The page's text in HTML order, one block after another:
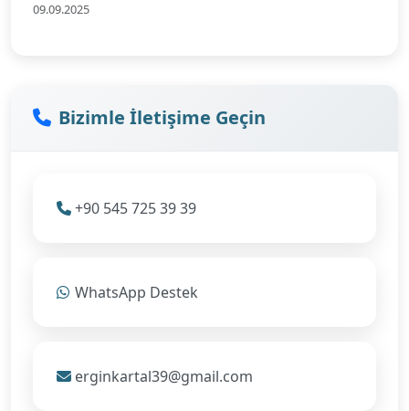
09.09.2025
Bizimle İletişime Geçin
+90 545 725 39 39
WhatsApp Destek
erginkartal39@gmail.com